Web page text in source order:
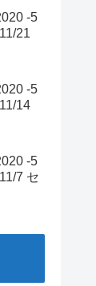
-5
21
-5
14
-5
7 セ